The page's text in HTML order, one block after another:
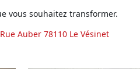
vous souhaitez transformer.
Auber 78110 Le Vésinet